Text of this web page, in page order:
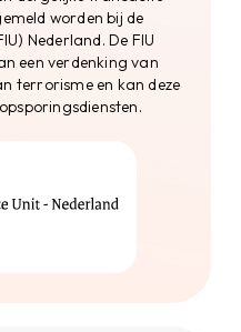
biometrische
worden bij de
Nederland. De FIU
een verdenking van
terrorisme en kan deze